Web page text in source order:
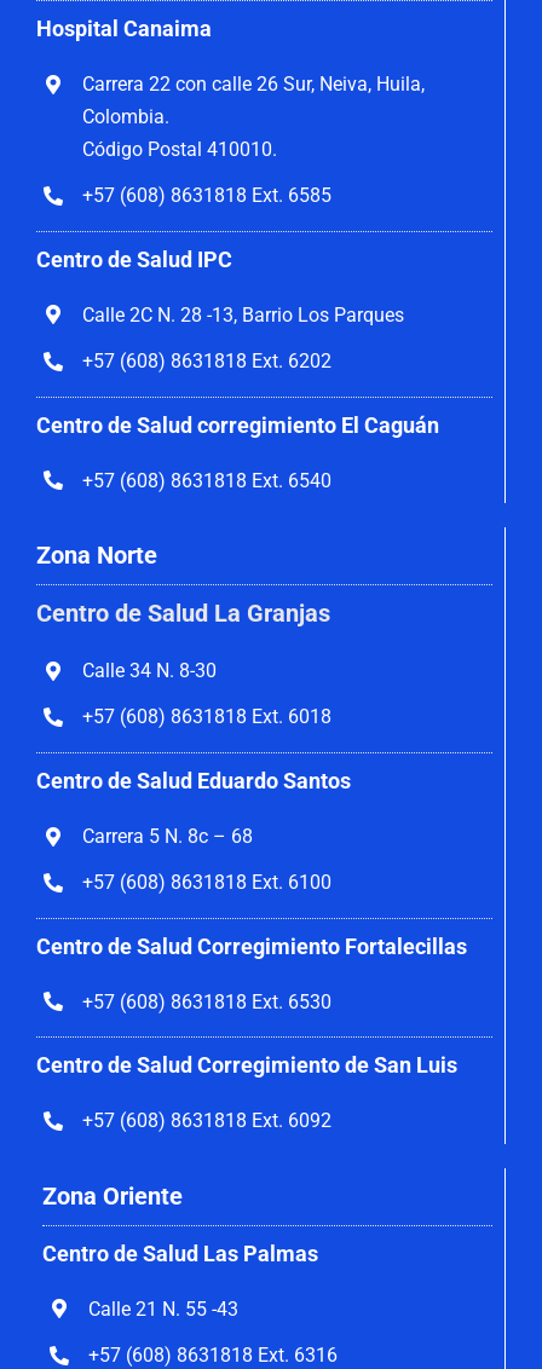
Hospital Canaima
Carrera 22 con calle 26 Sur, Neiva, Huila,
Colombia.
Código Postal 410010.
+57 (608) 8631818 Ext. 6585
Centro de Salud IPC
Calle 2C N. 28 -13, Barrio Los Parques
+57 (608) 8631818 Ext. 6202
Centro de Salud corregimiento El Caguán
+57 (608) 8631818 Ext. 6540
Zona Norte
Centro de Salud La Granjas
Calle 34 N. 8-30
+57 (608) 8631818 Ext. 6018
Centro de Salud Eduardo Santos
Carrera 5 N. 8c – 68
+57 (608) 8631818 Ext. 6100
Centro de Salud Corregimiento Fortalecillas
+57 (608) 8631818 Ext. 6530
Centro de Salud Corregimiento de San Luis
+57 (608) 8631818 Ext. 6092
Zona Oriente
Centro de Salud Las Palmas
Calle 21 N. 55 -43
+57 (608) 8631818 Ext. 6316